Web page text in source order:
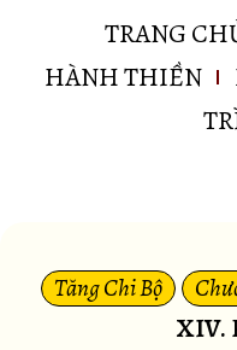
TRANG
HÀNH THIỀN
Tăng Chi Bộ
XIV.